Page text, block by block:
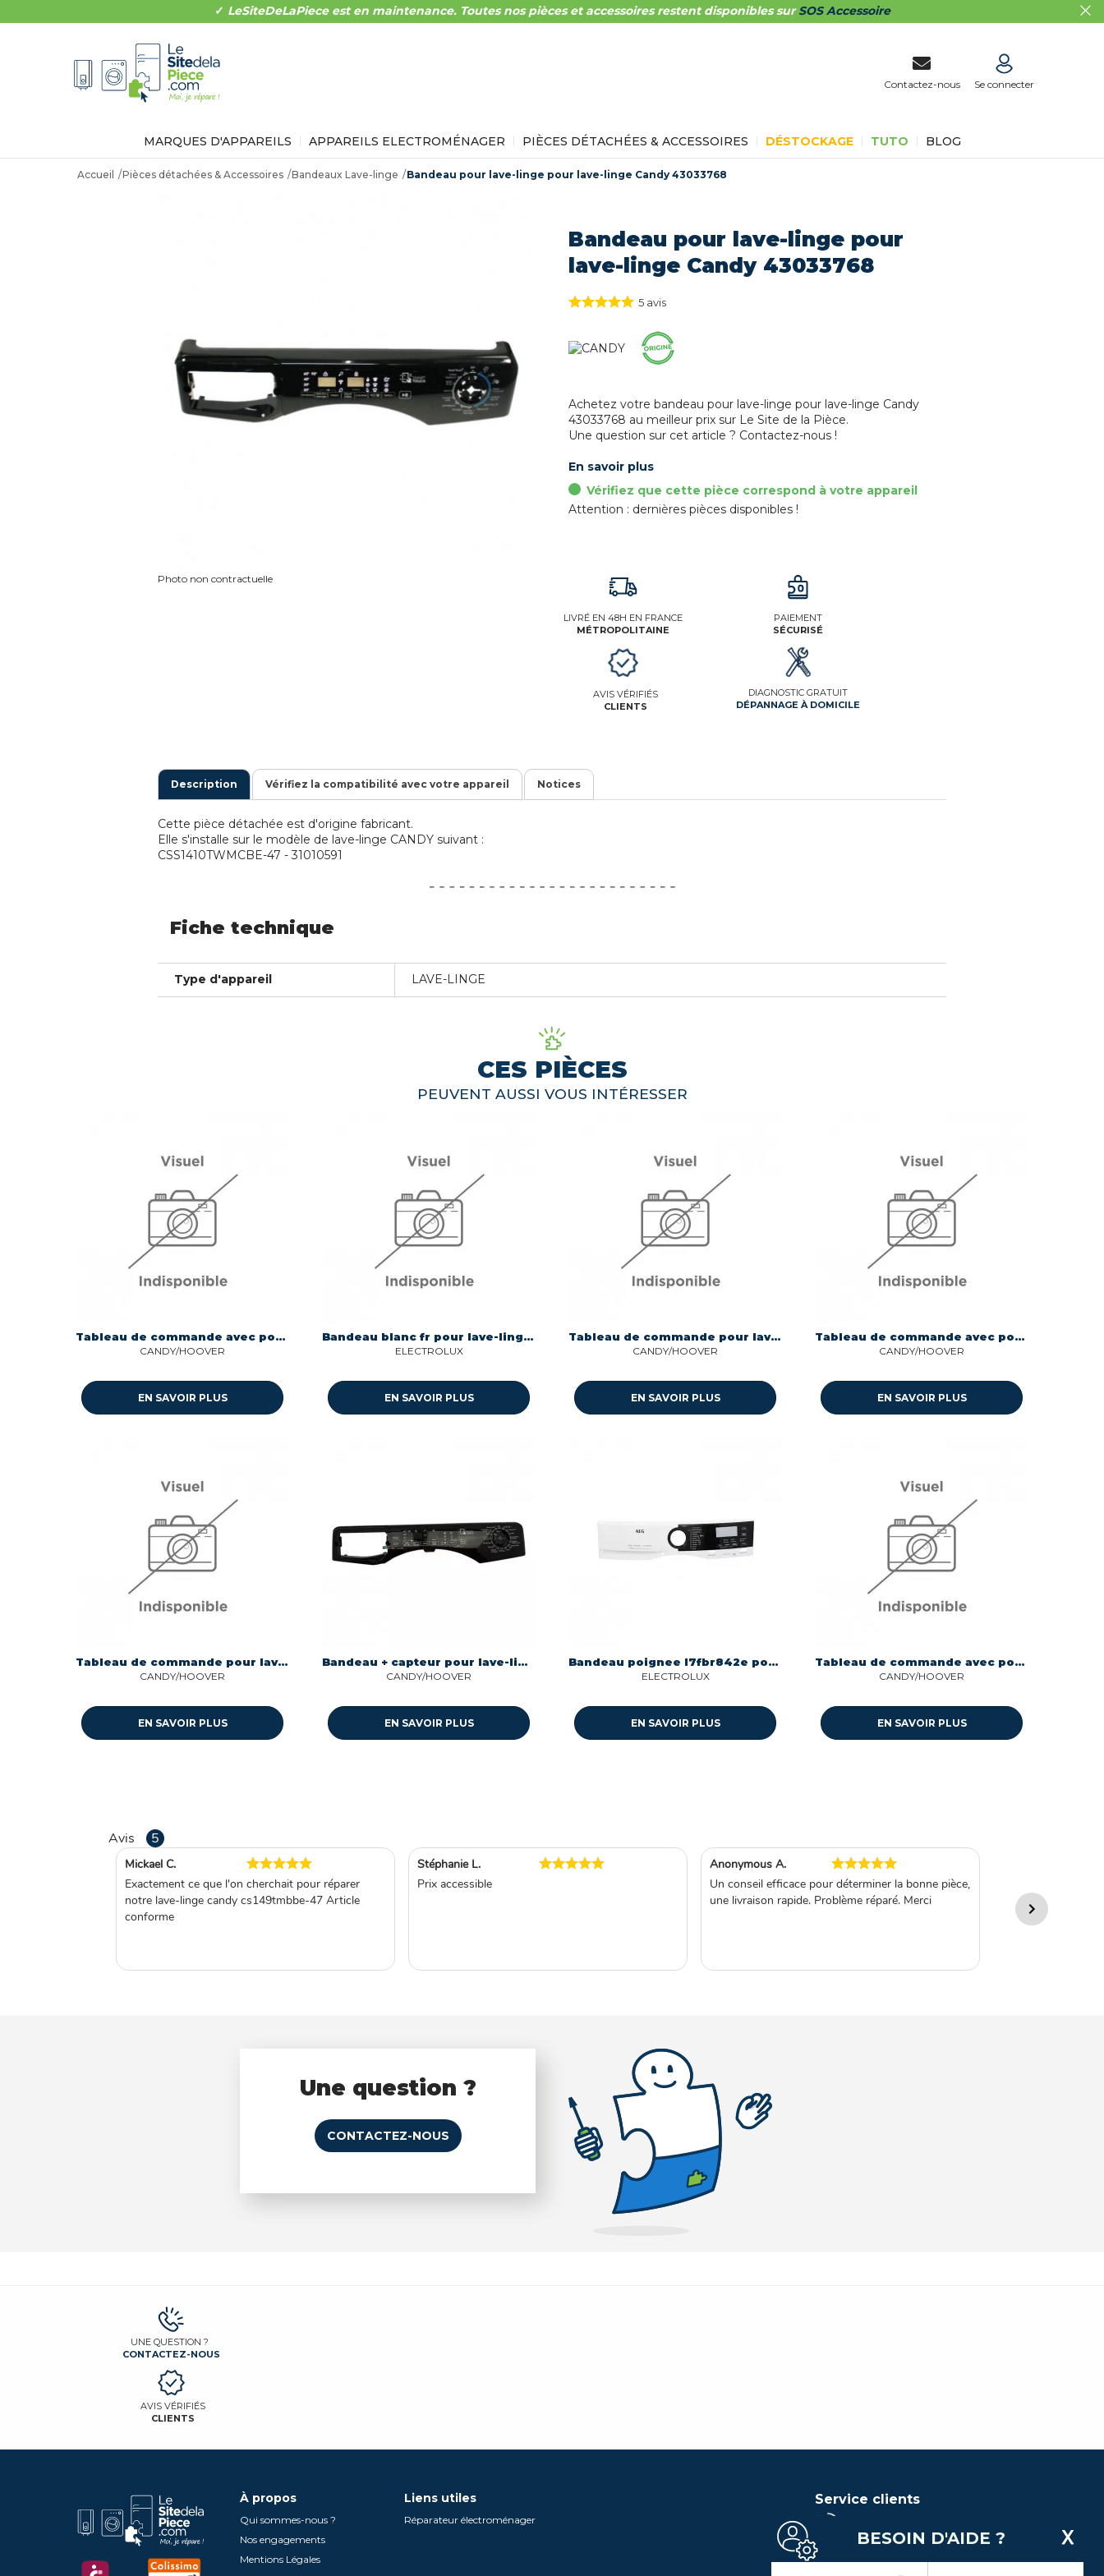
✓ LeSiteDeLaPiece est en maintenance. Toutes nos pièces et accessoires restent disponibles surSOS Accessoire
Contactez-nous Se connecter
MARQUES D'APPAREILS APPAREILS ELECTROMÉNAGER PIÈCES DÉTACHÉES & ACCESSOIRES DÉSTOCKAGE TUTO BLOG
Accueil Pièces détachées & Accessoires Bandeaux Lave-linge Bandeau pour lave-linge pour lave-linge Candy 43033768
Photo non contractuelle
Bandeau pour lave-linge pour
lave-linge Candy 43033768
5 avis
Achetez votre bandeau pour lave-linge pour lave-linge Candy
43033768 au meilleur prix sur Le Site de la Pièce.
Une question sur cet article ? Contactez-nous !
En savoir plus
Vérifiez que cette pièce correspond à votre appareil
Attention : dernières pièces disponibles !
LIVRÉ EN 48H EN FRANCE
MÉTROPOLITAINE
PAIEMENT
SÉCURISÉ
AVIS VÉRIFIÉS
CLIENTS
DIAGNOSTIC GRATUIT
DÉPANNAGE À DOMICILE
Description Vérifiez la compatibilité avec votre appareil Notices
Cette pièce détachée est d'origine fabricant.
Elle s'installe sur le modèle de lave-linge CANDY suivant :
CSS1410TWMCBE-47 - 31010591
Fiche technique
Type d'appareil LAVE-LINGE
CES PIÈCES
PEUVENT AUSSI VOUS INTÉRESSER
Tableau de commande avec pour lave-linge Candy 43039575
CANDY/HOOVER
EN SAVOIR PLUS
Bandeau blanc fr pour lave-linge Aeg 405549936
ELECTROLUX
EN SAVOIR PLUS
Tableau de commande pour lave-linge Candy 41050289
CANDY/HOOVER
EN SAVOIR PLUS
Tableau de commande avec pour lave-linge Candy/hoover 43033302
CANDY/HOOVER
EN SAVOIR PLUS
Tableau de commande pour lave-linge Candy 43033263
CANDY/HOOVER
EN SAVOIR PLUS
Bandeau + capteur pour lave-linge Candy/hoover 43023516
CANDY/HOOVER
EN SAVOIR PLUS
Bandeau poignee l7fbr842e pour lave-linge Aeg 14007577103
ELECTROLUX
EN SAVOIR PLUS
Tableau de commande avec pour lave-linge Candy 43015007
CANDY/HOOVER
EN SAVOIR PLUS
Avis 5
Mickael C.
Exactement ce que l'on cherchait pour réparer
notre lave-linge candy cs149tmbbe-47 Article
conforme
Stéphanie L.
Prix accessible
Anonymous A.
Un conseil efficace pour déterminer la bonne pièce,
une livraison rapide. Problème réparé. Merci
site. C'était le
cette référence
Une question ?
CONTACTEZ-NOUS
UNE QUESTION ?
CONTACTEZ-NOUS
AVIS VÉRIFIÉS
CLIENTS
À propos
Qui sommes-nous ?
Nos engagements
Mentions Légales
Liens utiles
Réparateur électroménager
Service clients
(Service gratuit + prix d'un
BESOIN D'AIDE ?